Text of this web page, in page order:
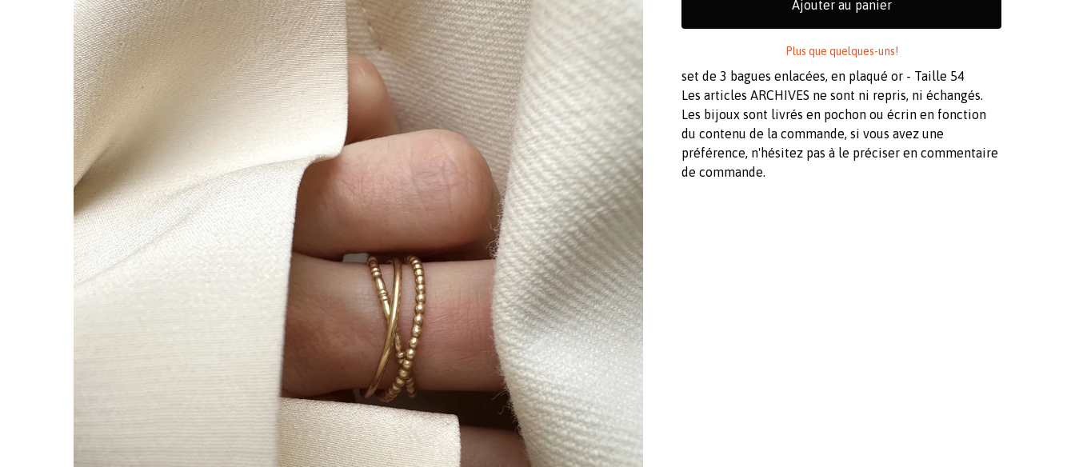
Ajouter au panier
Plus que quelques-uns!
set de 3 bagues enlacées, en plaqué or - Taille 54
Les articles ARCHIVES ne sont ni repris, ni échangés.
Les bijoux sont livrés en pochon ou écrin en fonction
du contenu de la commande, si vous avez une
préférence, n'hésitez pas à le préciser en commentaire
de commande.